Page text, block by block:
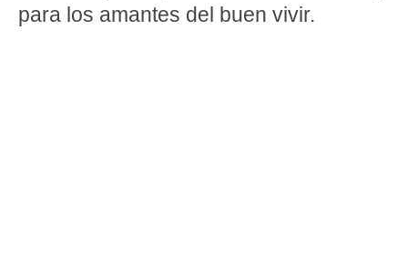
para los amantes del buen vivir.